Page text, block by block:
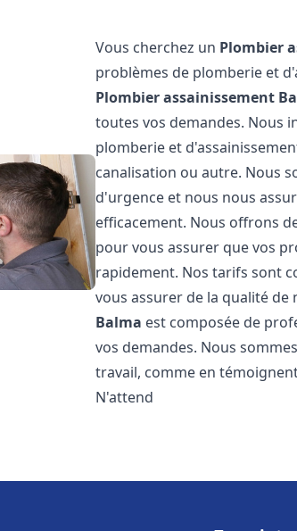
Vous cherchez un Plombier
problèmes de plomberie et
Plombier assainissement
toutes vos demandes. Nous
plomberie et
canalisation ou autre. Nous
d'urgence et nous nous
efficacement. Nous offrons
pour vous assurer que vos
rapidement. Nos tarifs sont
vous assurer de la qualité
Balma est composée de
vos demandes. Nous
travail, comme en
N'attend